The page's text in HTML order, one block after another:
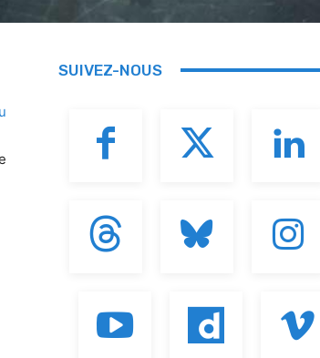
SUIVEZ-NOUS